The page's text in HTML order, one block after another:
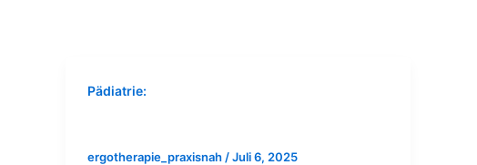
Pädiatrie:
ergotherapie_praxisnah /Juli 6, 2025